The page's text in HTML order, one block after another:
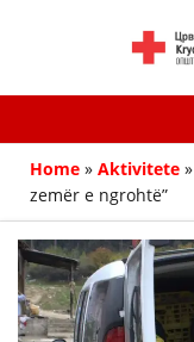
Home » Aktivitete »
zemër e ngrohtë”